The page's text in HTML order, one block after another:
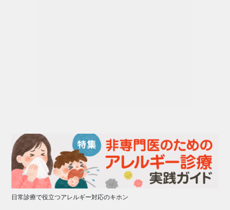
日常診療で役立つアレルギー対応のキホン